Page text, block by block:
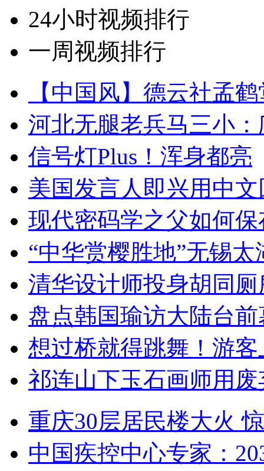
24小时视频排行
一周视频排行
【中国风】德云社孟
河北无腿老兵马三小
信号灯Plus！浑身都亮
美国发言人即兴用中
现代密码学之父如何
“中华赏樱胜地”无锡
清华设计师投身胡同
盘点韩国瑜访大陆台
想过桥就得跳舞！游客
祁连山下玉石画师用
重庆30层居民楼大火
中国疾控中心专家：